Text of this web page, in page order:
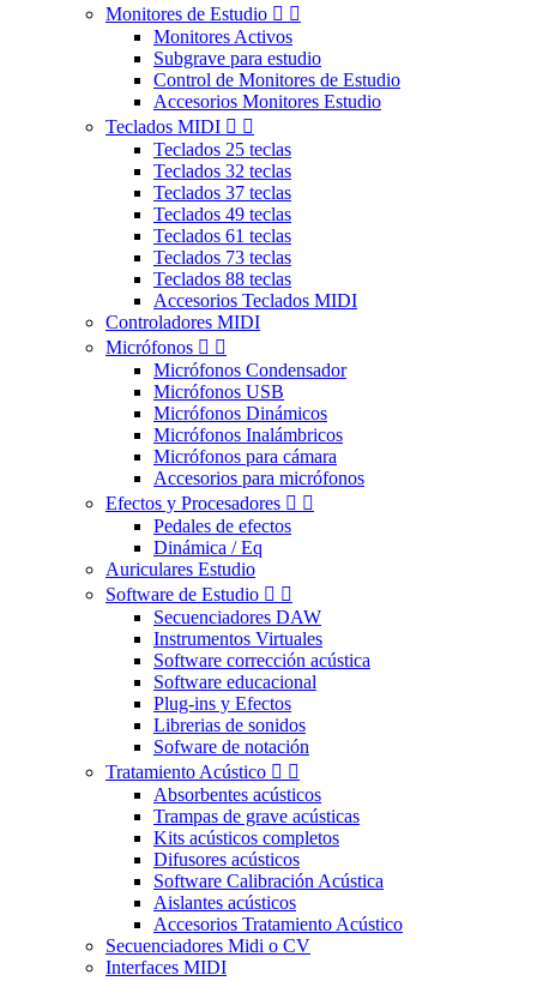
Monitores de Estudio  
Monitores Activos
Subgrave para estudio
Control de Monitores de Estudio
Accesorios Monitores Estudio
Teclados MIDI  
Teclados 25 teclas
Teclados 32 teclas
Teclados 37 teclas
Teclados 49 teclas
Teclados 61 teclas
Teclados 73 teclas
Teclados 88 teclas
Accesorios Teclados MIDI
Controladores MIDI
Micrófonos  
Micrófonos Condensador
Micrófonos USB
Micrófonos Dinámicos
Micrófonos Inalámbricos
Micrófonos para cámara
Accesorios para micrófonos
Efectos y Procesadores  
Pedales de efectos
Dinámica / Eq
Auriculares Estudio
Software de Estudio  
Secuenciadores DAW
Instrumentos Virtuales
Software corrección acústica
Software educacional
Plug-ins y Efectos
Librerias de sonidos
Sofware de notación
Tratamiento Acústico  
Absorbentes acústicos
Trampas de grave acústicas
Kits acústicos completos
Difusores acústicos
Software Calibración Acústica
Aislantes acústicos
Accesorios Tratamiento Acústico
Secuenciadores Midi o CV
Interfaces MIDI